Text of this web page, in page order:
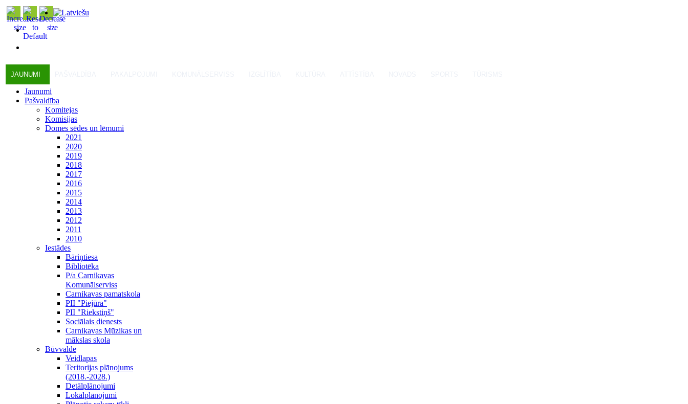
JAUNUMI
Jaunumi
Pašvaldība
Komitejas
Komisijas
Domes sēdes un lēmumi
2021
2020
2019
2018
2017
2016
2015
2014
2013
2012
2011
2010
Iestādes
Bāriņtiesa
Bibliotēka
P/a Carnikavas
Komunālserviss
Carnikavas pamatskola
PII "Piejūra"
PII "Riekstiņš"
Sociālais dienests
Carnikavas Mūzikas un
mākslas skola
Būvvalde
Veidlapas
Teritorijas plānojums
(2018.-2028.)
Detālplānojumi
Lokālplānojumi